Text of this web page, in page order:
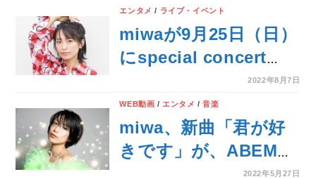
崎鷹也をフィーチャリ
ングに迎えた「2月14
日 feat.川崎鷹也」を
はじめとした全4曲収
録！
エンタメ / ライブ・イベント
miwaが9月25日（日）
にspecial concert
2022を開催決定！！
2022年8月7日
WEB動画 / エンタメ /音楽
miwa、新曲「君が好
きです」が、ABEMA
大人気シリーズ最新作
2022年5月27日